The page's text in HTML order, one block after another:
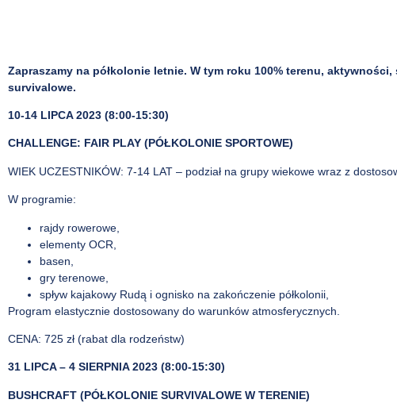
Zapraszamy na półkolonie letnie. W tym roku 100% terenu,
survivalowe.
10-14 LIPCA 2023 (8:00-15:30)
CHALLENGE: FAIR PLAY (PÓŁKOLONIE SPORTOWE)
WIEK UCZESTNIKÓW: 7-14 LAT – podział na grupy wiekowe wraz z
W programie:
rajdy rowerowe,
elementy OCR,
basen,
gry terenowe,
spływ kajakowy Rudą i ognisko na zakończenie półkolonii,
Program elastycznie dostosowany do warunków atmosferycznych.
CENA: 725 zł (rabat dla rodzeństw)
31 LIPCA – 4 SIERPNIA 2023 (8:00-15:30)
BUSHCRAFT (PÓŁKOLONIE SURVIVALOWE W TERENIE)